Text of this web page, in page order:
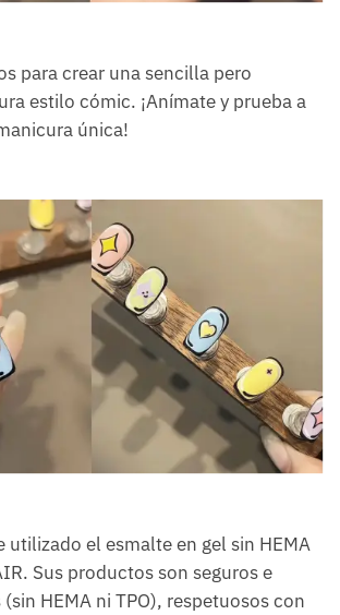
para crear una sencilla pero
estilo cómic. ¡Anímate y prueba a
única!
utilizado el esmalte en gel sin HEMA
Sus productos son seguros e
HEMA ni TPO), respetuosos con